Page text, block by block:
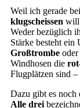
Weil ich gerade bei
klugscheissen
Weder bezüglich
Stärke besteht ein
Großtrombeoder
Windhosen die
Flugplätzen sind
Dazu gibt es noch
Alle drei